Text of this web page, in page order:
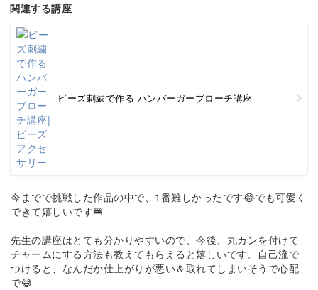
関連する講座
ビーズ刺繍で作る ハンバーガーブローチ講座
今までで挑戦した作品の中で、1番難しかったです😂でも可愛く
できて嬉しいです🍔
先生の講座はとても分かりやすいので、今後、丸カンを付けて
チャームにする方法も教えてもらえると嬉しいです。自己流で
つけると、なんだか仕上がりが悪い＆取れてしまいそうで心配
で😅